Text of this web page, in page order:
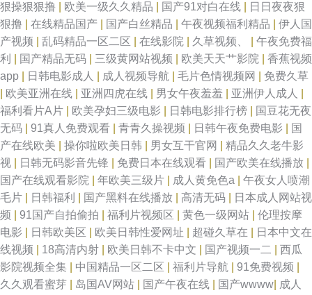
狠操狠狠撸
欧美一级久久精品 国产91对白在线
日日夜夜狠
狠撸
在线精品国产 国产白丝精品 午夜视频福利精品
伊人国
产视频
乱码精品一区二区 在线影院 久草视频、
午夜免费福
利
国产精品无码 三级黄网站视频 欧美天天艹影院
香蕉视频
app
日韩电影成人 成人视频导航 毛片色情视频网
免费久草
欧美亚洲在线 亚洲四虎在线 男女午夜羞羞 亚洲伊人成人
福利看片A片
欧美孕妇三级电影 日韩电影排行榜
国豆花无夜
无码
91真人免费观看 青青久操视频 日韩午夜免费电影
国
产在线欧美
操你啦欧美日韩 男女互干官网
精品久久老牛影
视
日韩无码影音先锋 免费日本在线观看 国产欧美在线播放
国产在线观看影院
年欧美三级片 成人黄免色a
午夜女人喷潮
毛片
日韩福利 国产黑料在线播放 高清无码
日本成人网站视
频
91国产自拍偷拍 福利片视频区 黄色一级网站
伦理按摩
电影
日韩欧美区 欧美日韩性爱网址 超碰久草在
日本中文在
线视频
18高清内射 欧美日韩不卡中文 国产视频一二
西瓜
影院视频全集
中国精品一区二区 福利片导航 91免费视频
久久观看蜜芽
岛国AV网站 国产午夜在线 国产wwww 成人